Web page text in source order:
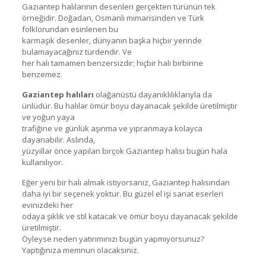
Gaziantep halılarının desenleri gerçekten türünün tek
örneğidir. Doğadan, Osmanlı mimarisinden ve Türk
folklorundan esinlenen bu
karmaşık desenler, dünyanın başka hiçbir yerinde
bulamayacağınız türdendir. Ve
her halı tamamen benzersizdir; hiçbir halı birbirine
benzemez.
Gaziantep halıları olağanüstü dayanıklılıklarıyla da
ünlüdür. Bu halılar ömür boyu dayanacak şekilde üretilmiştir
ve yoğun yaya
trafiğine ve günlük aşınma ve yıpranmaya kolayca
dayanabilir. Aslında,
yüzyıllar önce yapılan birçok Gaziantep halısı bugün hala
kullanılıyor.
Eğer yeni bir halı almak istiyorsanız, Gaziantep halısından
daha iyi bir seçenek yoktur. Bu güzel el işi sanat eserleri
evinizdeki her
odaya şıklık ve stil katacak ve ömür boyu dayanacak şekilde
üretilmiştir.
Öyleyse neden yatırımınızı bugün yapmıyorsunuz?
Yaptığınıza memnun olacaksınız.